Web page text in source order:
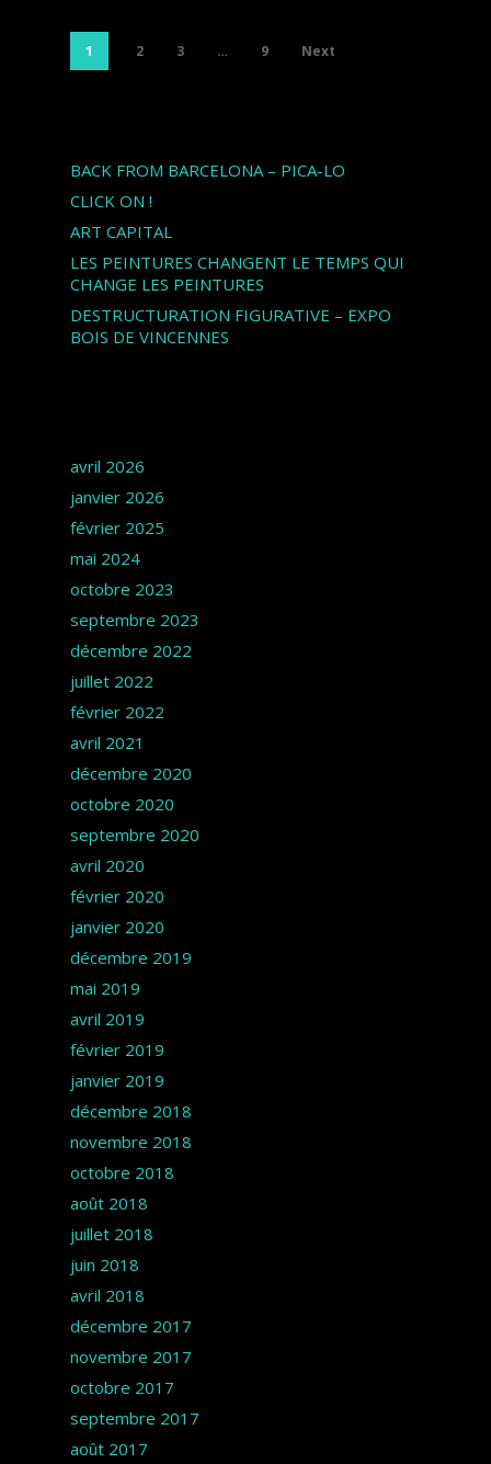
1 2 3 … 9 Next
BACK FROM BARCELONA – PICA-LO
CLICK ON !
ART CAPITAL
LES PEINTURES CHANGENT LE TEMPS QUI
CHANGE LES PEINTURES
DESTRUCTURATION FIGURATIVE – EXPO
BOIS DE VINCENNES
avril 2026
janvier 2026
février 2025
mai 2024
octobre 2023
septembre 2023
décembre 2022
juillet 2022
février 2022
avril 2021
décembre 2020
octobre 2020
septembre 2020
avril 2020
février 2020
janvier 2020
décembre 2019
mai 2019
avril 2019
février 2019
janvier 2019
décembre 2018
novembre 2018
octobre 2018
août 2018
juillet 2018
juin 2018
avril 2018
décembre 2017
novembre 2017
octobre 2017
septembre 2017
août 2017